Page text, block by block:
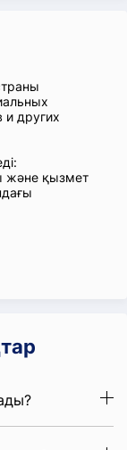
и других
және қызмет